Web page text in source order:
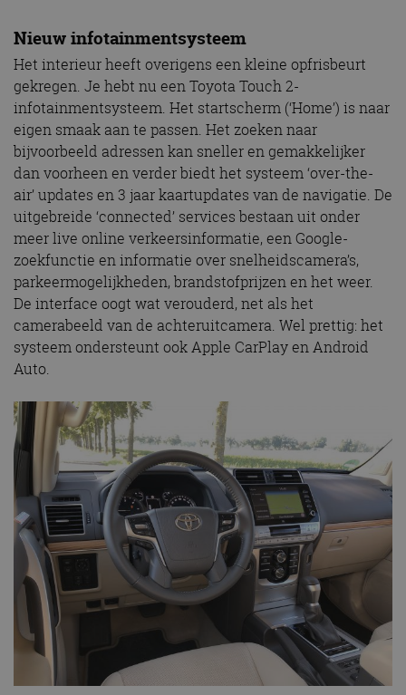
Nieuw infotainmentsysteem
Het interieur heeft overigens een kleine opfrisbeurt
gekregen. Je hebt nu een Toyota Touch 2-
infotainmentsysteem. Het startscherm (‘Home’) is naar
eigen smaak aan te passen. Het zoeken naar
bijvoorbeeld adressen kan sneller en gemakkelijker
dan voorheen en verder biedt het systeem ‘over-the-
air’ updates en 3 jaar kaartupdates van de navigatie. De
uitgebreide ‘connected’ services bestaan uit onder
meer live online verkeersinformatie, een Google-
zoekfunctie en informatie over snelheidscamera’s,
parkeermogelijkheden, brandstofprijzen en het weer.
De interface oogt wat verouderd, net als het
camerabeeld van de achteruitcamera. Wel prettig: het
systeem ondersteunt ook Apple CarPlay en Android
Auto.